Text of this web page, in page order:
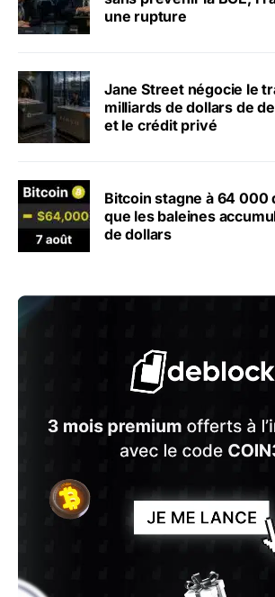
une rupture
Jane Street négocie le
milliards de dollars de
et le crédit privé
Bitcoin stagne à 64 000
que les baleines
de dollars